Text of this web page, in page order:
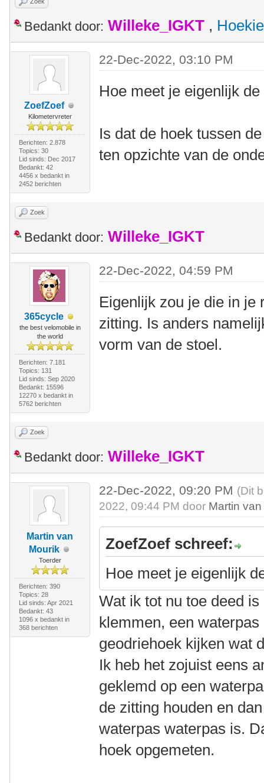
Bedankt door: Willeke_IGKT , Hoekie
ZoefZoef
Kilometervreter
Berichten: 2.878
Topics: 30
Lid sinds: Dec 2017
Bedankt: 42
4456 x bedankt in
2452 berichten
22-Dec-2022, 03:10 PM
Hoe meet je eigenlijk
Is dat de hoek tussen
ten opzichte van de
Zoek
Bedankt door: Willeke_IGKT
365cycle
the best velomobile in
the world
Berichten: 7.181
Topics: 131
Lid sinds: Sep 2020
Bedankt: 15596
12270 x bedankt in
5762 berichten
22-Dec-2022, 04:59 PM
Eigenlijk zou je die in je
zitting. Is anders
vorm van de stoel.
Zoek
Bedankt door: Willeke_IGKT
Martin van
Mourik
Toerder
Berichten: 390
Topics: 28
Lid sinds: Apr 2021
Bedankt: 43
1096 x bedankt in
368 berichten
22-Dec-2022, 09:20 PM (Dit
2022, 09:44 PM door Martin
ZoefZoef schreef:
Hoe meet je eigenlijk
Wat ik tot nu toe deed
klemmen, een
geodriehoek kijken wat
Ik heb het zojuist eens
geklemd op een
de zitting houden en
waterpas waterpas is.
hoek opgemeten.